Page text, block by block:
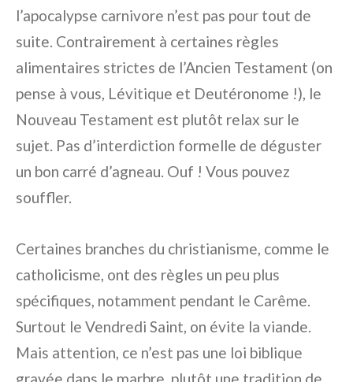
l’apocalypse carnivore n’est pas pour tout de
suite. Contrairement à certaines règles
alimentaires strictes de l’Ancien Testament (on
pense à vous, Lévitique et Deutéronome !), le
Nouveau Testament est plutôt relax sur le
sujet. Pas d’interdiction formelle de déguster
un bon carré d’agneau. Ouf ! Vous pouvez
souffler.
Certaines branches du christianisme, comme le
catholicisme, ont des règles un peu plus
spécifiques, notamment pendant le Carême.
Surtout le Vendredi Saint, on évite la viande.
Mais attention, ce n’est pas une loi biblique